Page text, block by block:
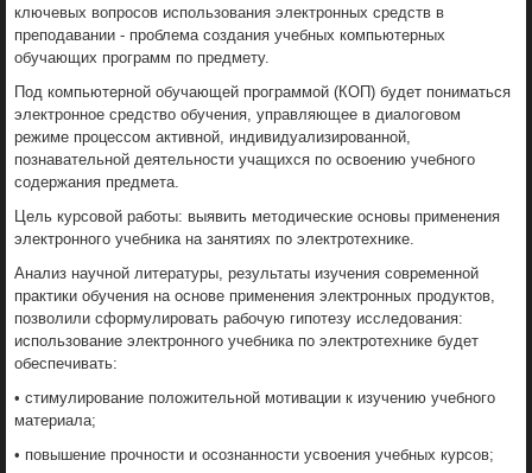
ключевых вопросов использования электронных средств в
преподавании - проблема создания учебных компьютерных
обучающих программ по предмету.
Под компьютерной обучающей программой (КОП) будет пониматься
электронное средство обучения, управляющее в диалоговом
режиме процессом активной, индивидуализированной,
познавательной деятельности учащихся по освоению учебного
содержания предмета.
Цель курсовой работы: выявить методические основы применения
электронного учебника на занятиях по электротехнике.
Анализ научной литературы, результаты изучения современной
практики обучения на основе применения электронных продуктов,
позволили сформулировать рабочую гипотезу исследования:
использование электронного учебника по электротехнике будет
обеспечивать:
• стимулирование положительной мотивации к изучению учебного
материала;
• повышение прочности и осознанности усвоения учебных курсов;